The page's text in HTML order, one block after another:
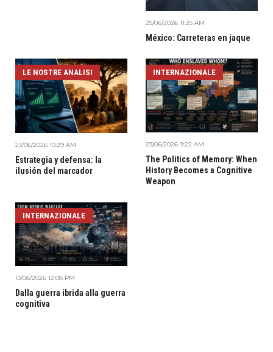
25/06/2026 11:25 AM
México: Carreteras en jaque
LE NOSTRE ANALISI
23/06/2026 10:29 AM
Estrategia y defensa: la
ilusión del marcador
INTERNAZIONALE
23/06/2026 9:22 AM
The Politics of Memory: When
History Becomes a Cognitive
Weapon
INTERNAZIONALE
13/06/2026 12:08 PM
Dalla guerra ibrida alla guerra
cognitiva